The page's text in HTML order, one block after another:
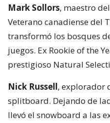
Mark Sollors, maestro
Veterano canadiense del
transformó los bosques
juegos. Ex Rookie of the
prestigioso Natural
Nick Russell, explorador
splitboard. Dejando de
llevó el snowboard a las